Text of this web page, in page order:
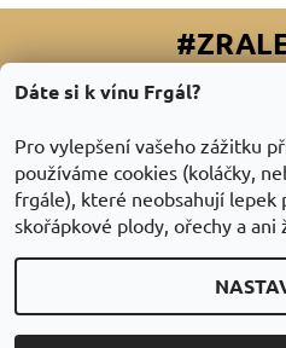
2026 © ZraléVíno.cz,
Dáte si k vínu Frgál?
Pro vylepšení vašeho zážitku
používáme cookies (koláčky,
frgále), které neobsahují lepek
skořápkové plody, ořechy a ani